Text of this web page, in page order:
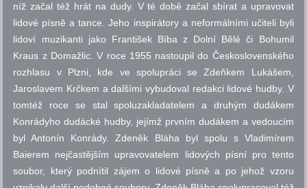
níž začal též hrát na dudy. V té době začal sbírat a upravovat
lidové písně a tance. Jeho inspirátory a neformálními učiteli byli
lidoví muzikanti jako František Bíba z Dolní Bělé či Bohumil
Kraus z Domažlic. V roce 1955 nastoupil do Československého
rozhlasu v Plzni, kde ve spolupráci se Zdeňkem Lukášem,
Jaroslavem Krčkem a dalšími vybudoval redakci lidové hudby. V
tomtéž roce se stal spoluzakladatelem a druhým dudákem
Konrádyho dudácké hudby, jejímž prvním dudákem a vedoucím
byl Antonín Konrády. Zdeněk Bláha byl spolu s Vladimírem
Baierem nejčastějším upravovatelem lidových písní pro tento
soubor, který podnítil zájem o lidové písně a po jehož vzoru